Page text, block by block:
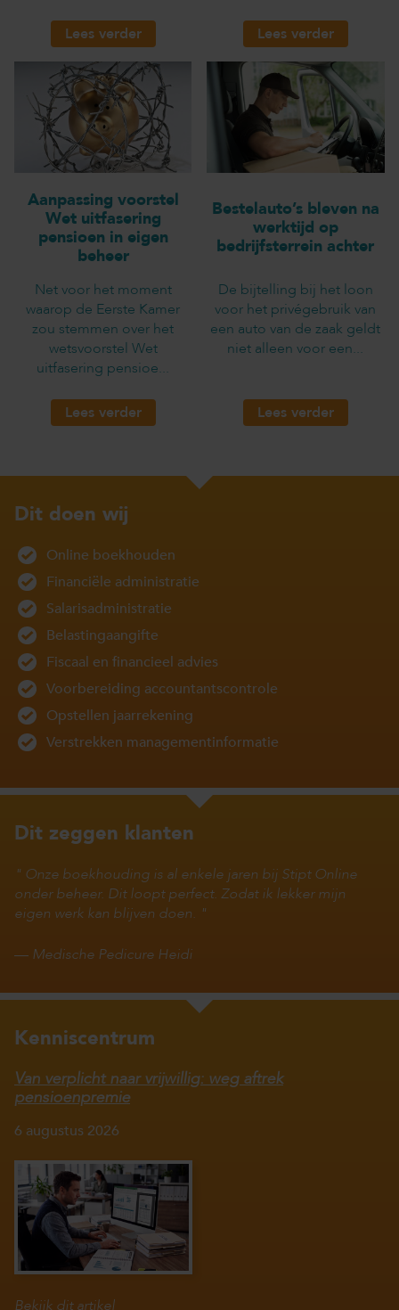
Lees verder Lees verder
Aanpassing voorstel
Wet uitfasering
pensioen in eigen
beheer
Net voor het moment
waarop de Eerste Kamer
zou stemmen over het
wetsvoorstel Wet
uitfasering pensioe...
Lees verder
Bestelauto’s bleven na
werktijd op
bedrijfsterrein achter
De bijtelling bij het loon
voor het privégebruik van
een auto van de zaak geldt
niet alleen voor een...
Lees verder
Dit doen wij
Online boekhouden
Financiële administratie
Salarisadministratie
Belastingaangifte
Fiscaal en financieel advies
Voorbereiding accountantscontrole
Opstellen jaarrekening
Verstrekken managementinformatie
Dit zeggen klanten
Onze boekhouding is al enkele jaren bij Stipt Online
onder beheer. Dit loopt perfect. Zodat ik lekker mijn
eigen werk kan blijven doen.
— Medische Pedicure Heidi
Kenniscentrum
Van verplicht naar vrijwillig: weg aftrek
pensioenpremie
6 augustus 2026
Bekijk dit artikel